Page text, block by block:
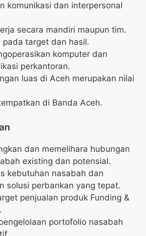
komunikasi dan interpersonal
secara mandiri maupun tim.
pada target dan hasil.
komputer dan
perkantoran.
luas di Aceh merupakan nilai
di Banda Aceh.
dan memelihara hubungan
existing dan potensial.
kebutuhan nasabah dan
solusi perbankan yang tepat.
penjualan produk Funding &
portofolio nasabah